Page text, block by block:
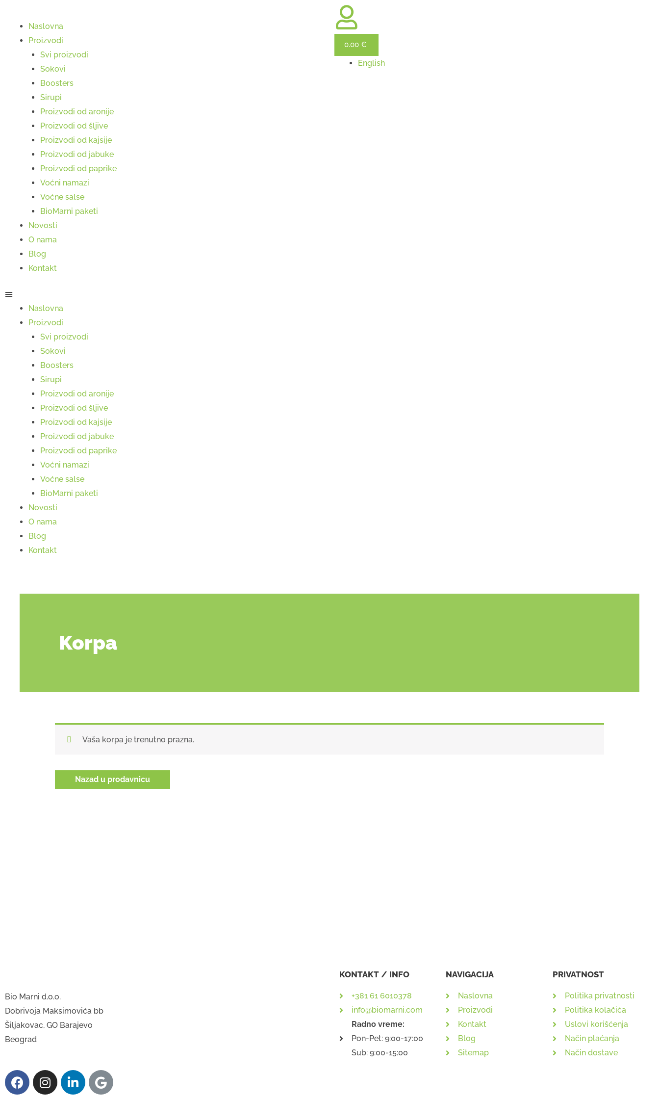
Naslovna
Proizvodi
Svi proizvodi
Sokovi
Boosters
Sirupi
Proizvodi od aronije
Proizvodi od šljive
Proizvodi od kajsije
Proizvodi od jabuke
Proizvodi od paprike
Voćni namazi
Voćne salse
BioMarni paketi
Novosti
O nama
Blog
Kontakt
Naslovna
Proizvodi
Svi proizvodi
Sokovi
Boosters
Sirupi
Proizvodi od aronije
Proizvodi od šljive
Proizvodi od kajsije
Proizvodi od jabuke
Proizvodi od paprike
Voćni namazi
Voćne salse
BioMarni paketi
Novosti
O nama
Blog
Kontakt
0.00 €
English
Korpa
Vaša korpa je trenutno prazna.
Nazad u prodavnicu
Bio Marni d.o.o.
Dobrivoja Maksimovića bb
Šiljakovac, GO Barajevo
Beograd
KONTAKT / INFO
+381 61 6010378
info@biomarni.com
Radno vreme:
Pon-Pet: 9:00-17:00
Sub: 9:00-15:00
NAVIGACIJA
Naslovna
Proizvodi
Kontakt
Blog
Sitemap
PRIVATNOST
Politika privatnosti
Politika kolačića
Uslovi korišćenja
Način plaćanja
Način dostave